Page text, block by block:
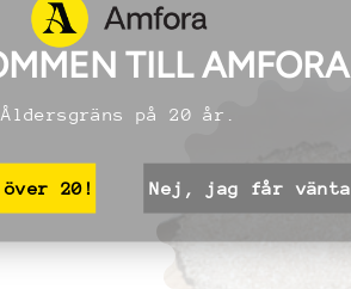
TILL AMFORA
Åldersgräns på 20 år.
20! Nej, jag får vänta